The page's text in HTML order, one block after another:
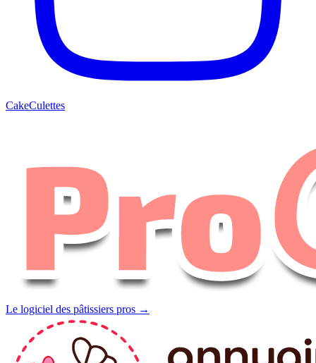
CakeCulettes
Le logiciel des pâtissiers pros →